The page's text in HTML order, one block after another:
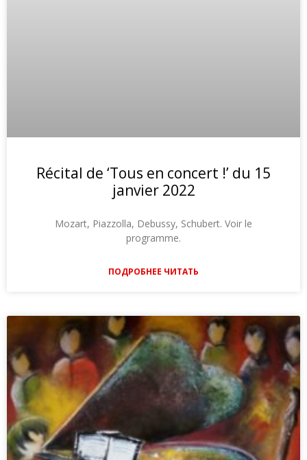
Récital de ‘Tous en concert !’ du 15
janvier 2022
Mozart, Piazzolla, Debussy, Schubert. Voir le
programme.
ПОДРОБНЕЕ ЧИТАТЬ